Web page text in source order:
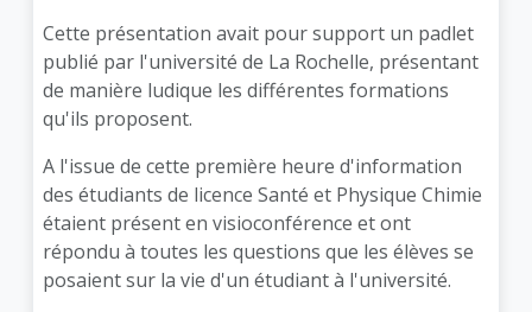
Cette présentation avait pour support un padlet
publié par l'université de La Rochelle, présentant
de manière ludique les différentes formations
qu'ils proposent.
A l'issue de cette première heure d'information
des étudiants de licence Santé et Physique Chimie
étaient présent en visioconférence et ont
répondu à toutes les questions que les élèves se
posaient sur la vie d'un étudiant à l'université.